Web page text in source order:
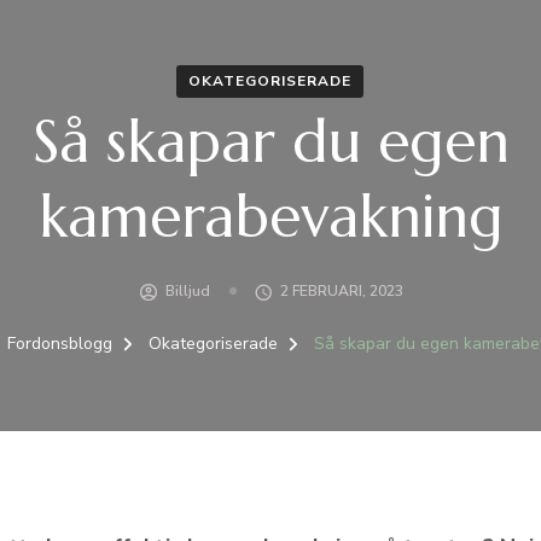
OKATEGORISERADE
Så skapar du egen
kamerabevakning
Billjud 2 FEBRUARI, 2023
Fordonsblogg Okategoriserade Så skapar du egen